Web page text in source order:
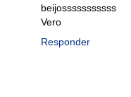
beijosssssssssss
Vero
Responder